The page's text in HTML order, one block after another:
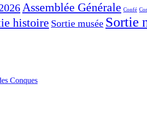
Assemblée Générale Confé
histoire Sortie musée Sortie